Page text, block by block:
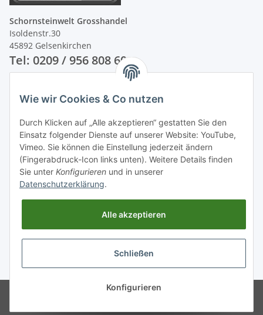
Schornsteinwelt Grosshandel
Isoldenstr.30
45892 Gelsenkirchen
Tel: 0209 / 956 808 60
Unsere Zahlungsarten
Wie wir Cookies & Co nutzen
Durch Klicken auf „Alle akzeptieren“ gestatten Sie den
Einsatz folgender Dienste auf unserer Website: YouTube,
Vimeo. Sie können die Einstellung jederzeit ändern
(Fingerabdruck-Icon links unten). Weitere Details finden
Sie unter Konfigurieren und in unserer
Datenschutzerklärung.
Alle akzeptieren
Schließen
Konfigurieren